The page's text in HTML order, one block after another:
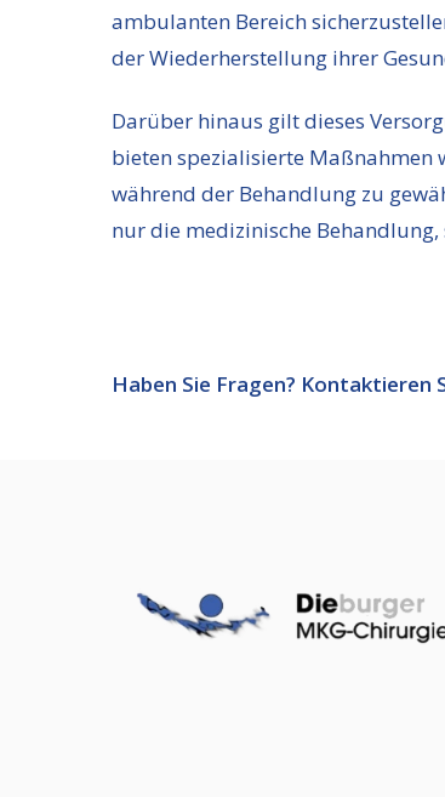
ambulanten Bereich
der Wiederherstellung ihrer
Darüber hinaus gilt dieses
bieten spezialisierte Maßnahmen
während der Behandlung zu
nur die medizinische
Haben Sie Fragen? Kontaktieren